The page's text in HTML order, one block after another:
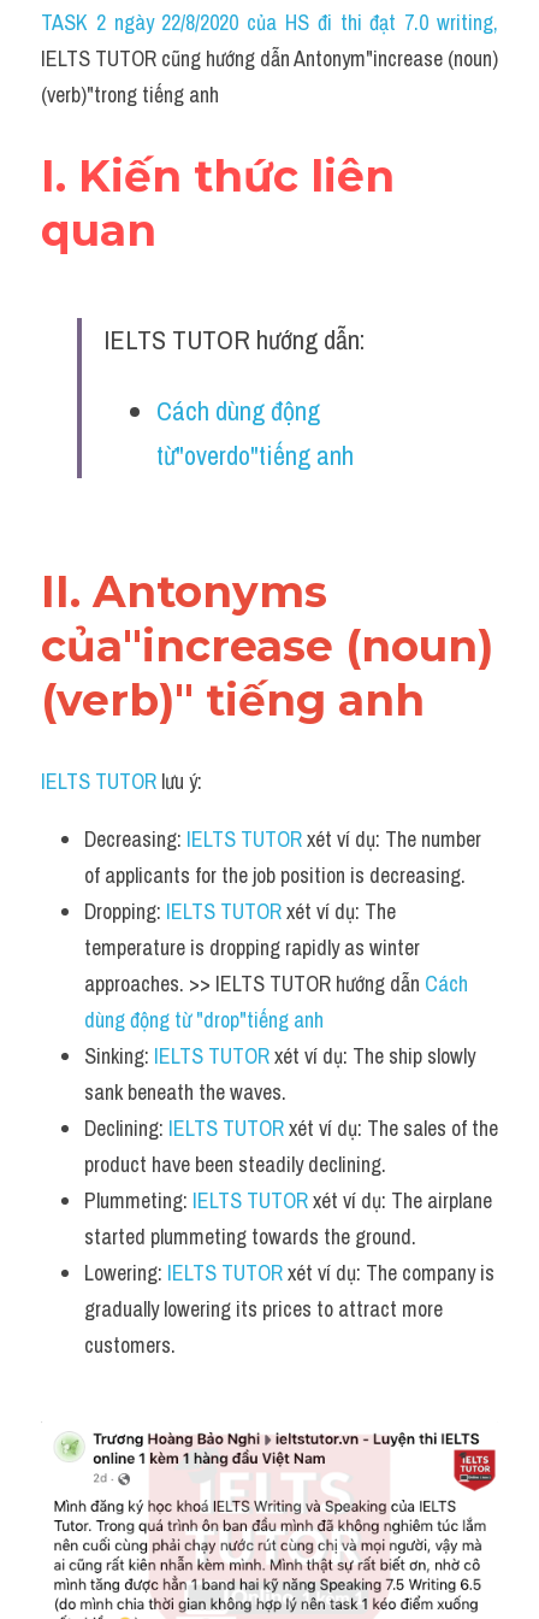
Idiom
Grammar
Word form
Cách dùng từ
Đề thi thật Task 2
TASK 2 ngày 22/8/2020 của HS đi thi đạt 7.0 writing,
IELTS TUTOR cũng hướng dẫn Antonym"increase (noun)
(verb)"trong tiếng anh
I. Kiến thức liên
quan
IELTS TUTOR hướng dẫn:
Cách dùng động
từ"overdo"tiếng anh
II. Antonyms
của"increase (noun)
(verb)" tiếng anh
IELTS TUTOR lưu ý:
Decreasing: IELTS TUTOR xét ví dụ: The number
of applicants for the job position is decreasing.
Dropping: IELTS TUTOR xét ví dụ: The
temperature is dropping rapidly as winter
approaches. >> IELTS TUTOR hướng dẫn Cách
dùng động từ "drop"tiếng anh
Sinking: IELTS TUTOR xét ví dụ: The ship slowly
sank beneath the waves.
Declining: IELTS TUTOR xét ví dụ: The sales of the
product have been steadily declining.
Plummeting: IELTS TUTOR xét ví dụ: The airplane
started plummeting towards the ground.
Lowering: IELTS TUTOR xét ví dụ: The company is
gradually lowering its prices to attract more
customers.